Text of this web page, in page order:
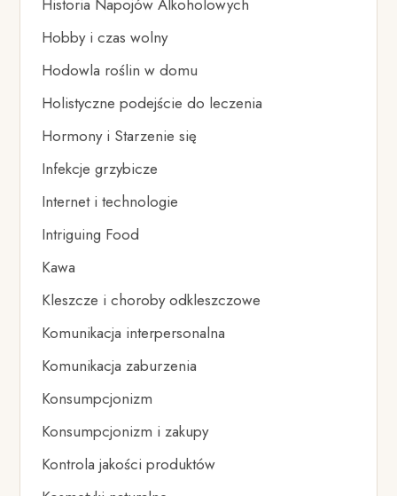
Historia Napojów Alkoholowych
Hobby i czas wolny
Hodowla roślin w domu
Holistyczne podejście do leczenia
Hormony i Starzenie się
Infekcje grzybicze
Internet i technologie
Intriguing Food
Kawa
Kleszcze i choroby odkleszczowe
Komunikacja interpersonalna
Komunikacja zaburzenia
Konsumpcjonizm
Konsumpcjonizm i zakupy
Kontrola jakości produktów